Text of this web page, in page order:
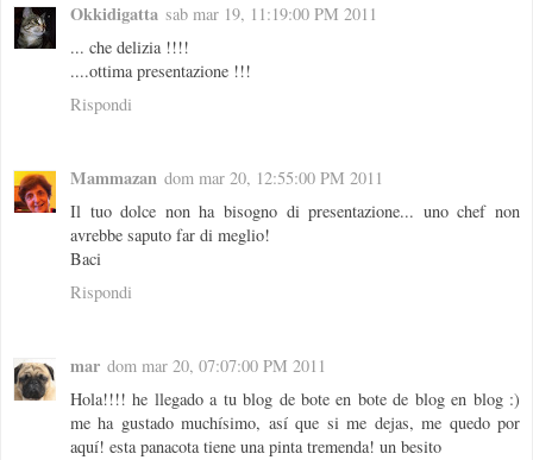
Okkidigatta sab mar 19, 11:19:00 PM 2011
... che delizia !!!!
....ottima presentazione !!!
Rispondi
Mammazan dom mar 20, 12:55:00 PM 2011
Il tuo dolce non ha bisogno di presentazione... uno chef non
avrebbe saputo far di meglio!
Baci
Rispondi
mar dom mar 20, 07:07:00 PM 2011
Hola!!!! he llegado a tu blog de bote en bote de blog en blog :)
me ha gustado muchísimo, así que si me dejas, me quedo por
aquí! esta panacota tiene una pinta tremenda! un besito